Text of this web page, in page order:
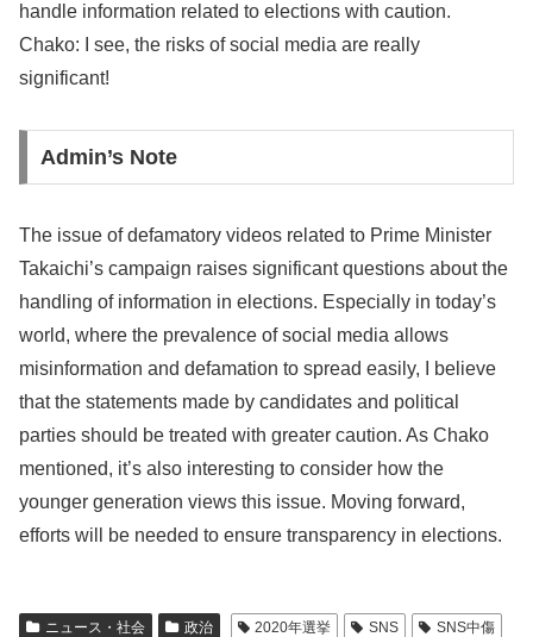
handle information related to elections with caution.
Chako: I see, the risks of social media are really
significant!
Admin’s Note
The issue of defamatory videos related to Prime Minister
Takaichi’s campaign raises significant questions about the
handling of information in elections. Especially in today’s
world, where the prevalence of social media allows
misinformation and defamation to spread easily, I believe
that the statements made by candidates and political
parties should be treated with greater caution. As Chako
mentioned, it’s also interesting to consider how the
younger generation views this issue. Moving forward,
efforts will be needed to ensure transparency in elections.
ニュース・社会 政治 2020年選挙 SNS
SNS中傷